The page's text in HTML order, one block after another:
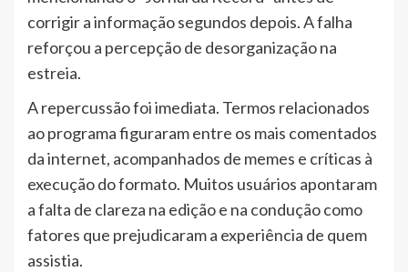
corrigir a informação segundos depois. A falha
reforçou a percepção de desorganização na
estreia.
A repercussão foi imediata. Termos relacionados
ao programa figuraram entre os mais comentados
da internet, acompanhados de memes e críticas à
execução do formato. Muitos usuários apontaram
a falta de clareza na edição e na condução como
fatores que prejudicaram a experiência de quem
assistia.